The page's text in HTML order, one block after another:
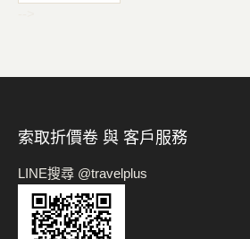
索取折價卷 與 客戶服務
LINE搜尋 @travelplus